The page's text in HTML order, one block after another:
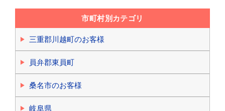
市町村別カテゴリ
三重郡川越町のお客様
員弁郡東員町
桑名市のお客様
岐阜県